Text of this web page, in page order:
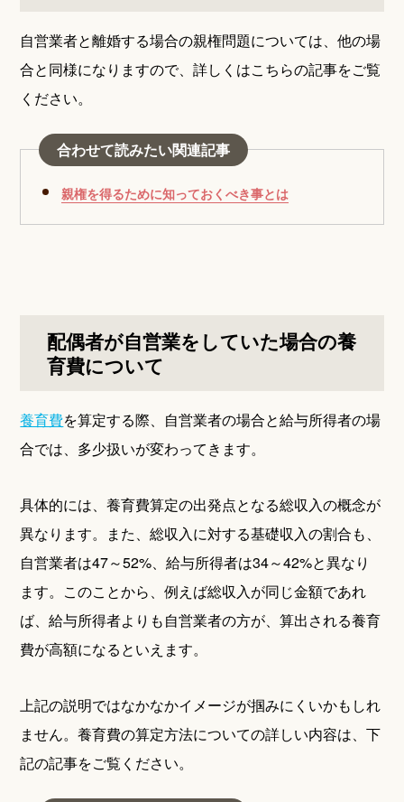
自営業者と離婚する場合の親権問題については、他の場
合と同様になりますので、詳しくはこちらの記事をご覧
ください。
合わせて読みたい関連記事
親権を得るために知っておくべき事とは
配偶者が自営業をしていた場合の養
育費について
養育費を算定する際、自営業者の場合と給与所得者の場
合では、多少扱いが変わってきます。
具体的には、養育費算定の出発点となる総収入の概念が
異なります。また、総収入に対する基礎収入の割合も、
自営業者は47～52%、給与所得者は34～42%と異なり
ます。このことから、例えば総収入が同じ金額であれ
ば、給与所得者よりも自営業者の方が、算出される養育
費が高額になるといえます。
上記の説明ではなかなかイメージが掴みにくいかもしれ
ません。養育費の算定方法についての詳しい内容は、下
記の記事をご覧ください。